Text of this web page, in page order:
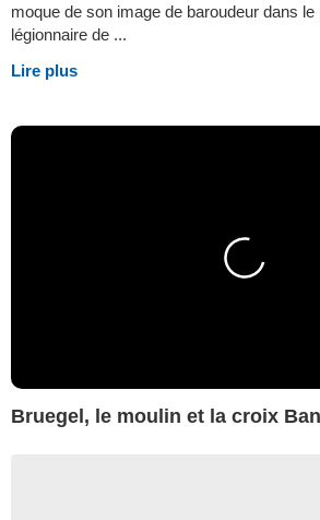
moque de son image de baroudeur dans
légionnaire de ...
Lire plus
Bruegel, le moulin et la croix